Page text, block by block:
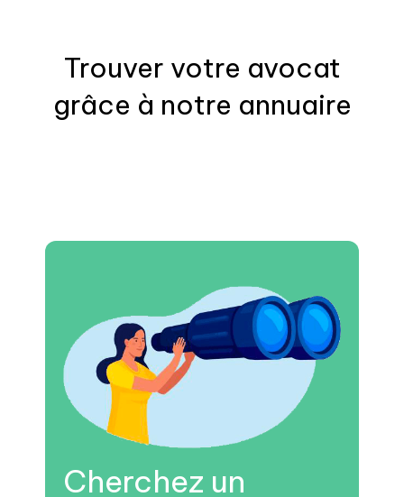
Trouver votre avocat
grâce à notre annuaire
Cherchez un